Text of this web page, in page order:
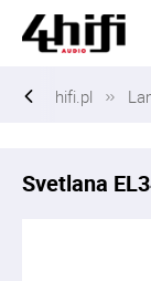
hifi.pl
Svetlana